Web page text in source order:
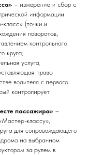
– измерение и сбор с
информации
класс» (точки и
поворотов,
контрольного
круга;
услуга,
право
водителя с первого
контролирует
пассажира» –
классу»,
для сопровождающего
на выбранном
за рулем в